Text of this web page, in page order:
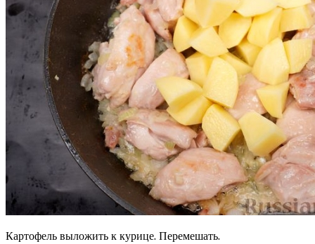
Картофель выложить к курице. Перемешать.